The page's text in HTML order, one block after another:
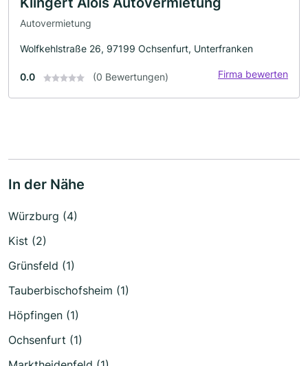
Autovermietung
Wolfkehlstraße 26, 97199 Ochsenfurt, Unterfranken
0.0 (0 Bewertungen) Firma bewerten
In der Nähe
Würzburg (4)
Kist (2)
Grünsfeld (1)
Tauberbischofsheim (1)
Höpfingen (1)
Ochsenfurt (1)